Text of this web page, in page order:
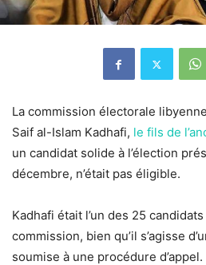
La commission électorale
Saif al-Islam Kadhafi, le fils de
un candidat solide à l’élection
décembre, n’était pas éligible.
Kadhafi était l’un des 25
commission, bien qu’il s’agisse
soumise à une procédure d’appel.